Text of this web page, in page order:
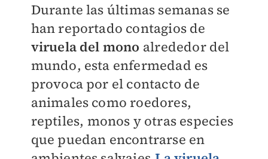
Durante las últimas semanas se
han reportado contagios de
viruela del mono alrededor del
mundo, esta enfermedad es
provoca por el contacto de
animales como roedores,
reptiles, monos y otras especies
que puedan encontrarse en